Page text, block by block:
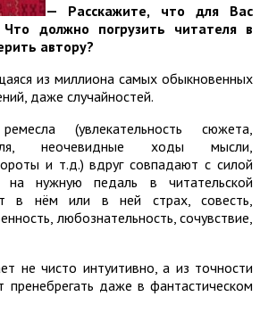
— Расскажите, что для Вас
Что должно погрузить читателя в
автору?
из миллиона самых обыкновенных
даже случайностей.
(увлекательность сюжета,
неочевидные ходы мысли,
и т.д.) вдруг совпадают с силой
на нужную педаль в читательской
в нём или в ней страх, совесть,
любознательность, сочувствие,
не чисто интуитивно, а из точности
пренебрегать даже в фантастическом